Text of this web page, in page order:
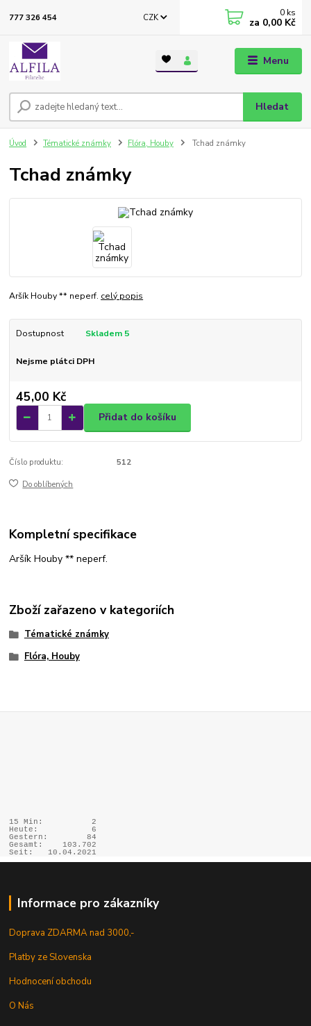
Menu
CZK
Hledat
777 326 454 0 ks
za 0,00 Kč
Úvod Tématické známky Flóra, Houby Tchad známky
Tchad známky
Aršík Houby ** neperf. celý popis
Dostupnost Skladem 5
Nejsme plátci DPH
45,00 Kč
Přidat do košíku
Číslo produktu: 512
Do oblíbených
Kompletní specifikace
Aršík Houby ** neperf.
Zboží zařazeno v kategoriích
Tématické známky
Flóra, Houby
15 Min:
2
Heute:
6
Gestern:
84
Gesamt:
103.702
Seit:
10.04.2021
Informace pro zákazníky
Doprava ZDARMA nad 3000,-
Platby ze Slovenska
Hodnocení obchodu
O Nás